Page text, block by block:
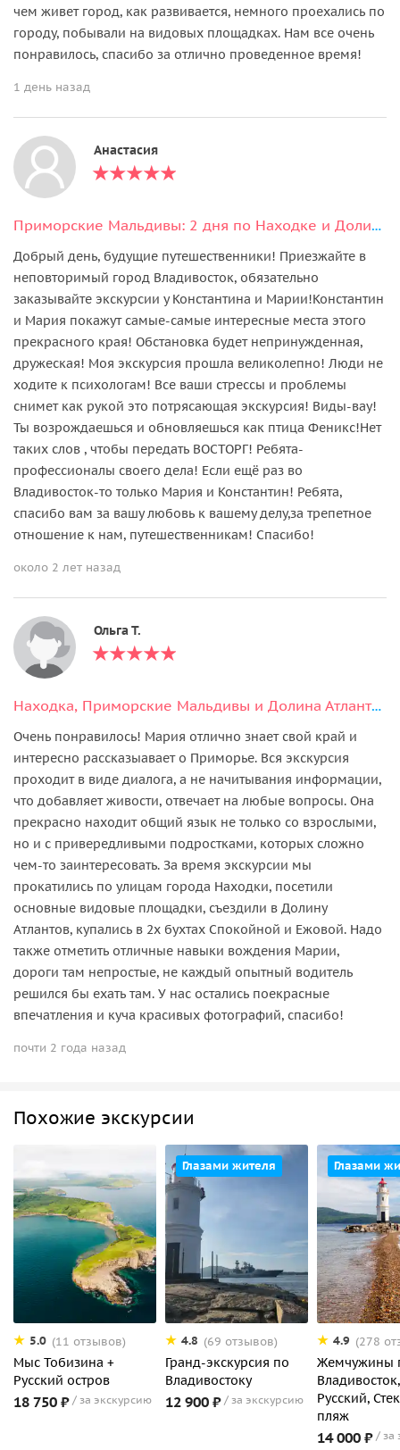
чем живет город, как развивается, немного проехались по
городу, побывали на видовых площадках. Нам все очень
понравилось, спасибо за отлично проведенное время!
1 день назад
Анастасия
Приморские Мальдивы: 2 дня по Находке и Долина Атлантов
Добрый день, будущие путешественники! Приезжайте в
неповторимый город Владивосток, обязательно
заказывайте экскурсии у Константина и Марии!Константин
и Мария покажут самые-самые интересные места этого
прекрасного края! Обстановка будет непринужденная,
дружеская! Моя экскурсия прошла великолепно! Люди не
ходите к психологам! Все ваши стрессы и проблемы
снимет как рукой это потрясающая экскурсия! Виды-вау!
Ты возрождаешься и обновляешься как птица Феникс!Нет
таких слов , чтобы передать ВОСТОРГ! Ребята-
профессионалы своего дела! Если ещё раз во
Владивосток-то только Мария и Константин! Ребята,
спасибо вам за вашу любовь к вашему делу,за трепетное
отношение к нам, путешественникам! Спасибо!
около 2 лет назад
Ольга Т.
Находка, Приморские Мальдивы и Долина Атлантов
Очень понравилось! Мария отлично знает свой край и
интересно рассказыавает о Приморье. Вся экскурсия
проходит в виде диалога, а не начитывания информации,
что добавляет живости, отвечает на любые вопросы. Она
прекрасно находит общий язык не только со взрослыми,
но и с привередливыми подростками, которых сложно
чем-то заинтересовать. За время экскурсии мы
прокатились по улицам города Находки, посетили
основные видовые площадки, съездили в Долину
Атлантов, купались в 2х бухтах Спокойной и Ежовой. Надо
также отметить отличные навыки вождения Марии,
дороги там непростые, не каждый опытный водитель
решился бы ехать там. У нас остались поекрасные
впечатления и куча красивых фотографий, спасибо!
почти 2 года назад
Похожие экскурсии
5.0 (11 отзывов)
Мыс Тобизина +
Русский остров
18 750 ₽ за экскурсию
Глазами жителя
4.8 (69 отзывов)
Гранд-экскурсия по
Владивостоку
12 900 ₽ за экскурсию
Глазами
4.9 (278
Жемчужины
Русский,
пляж
14 000 ₽ за